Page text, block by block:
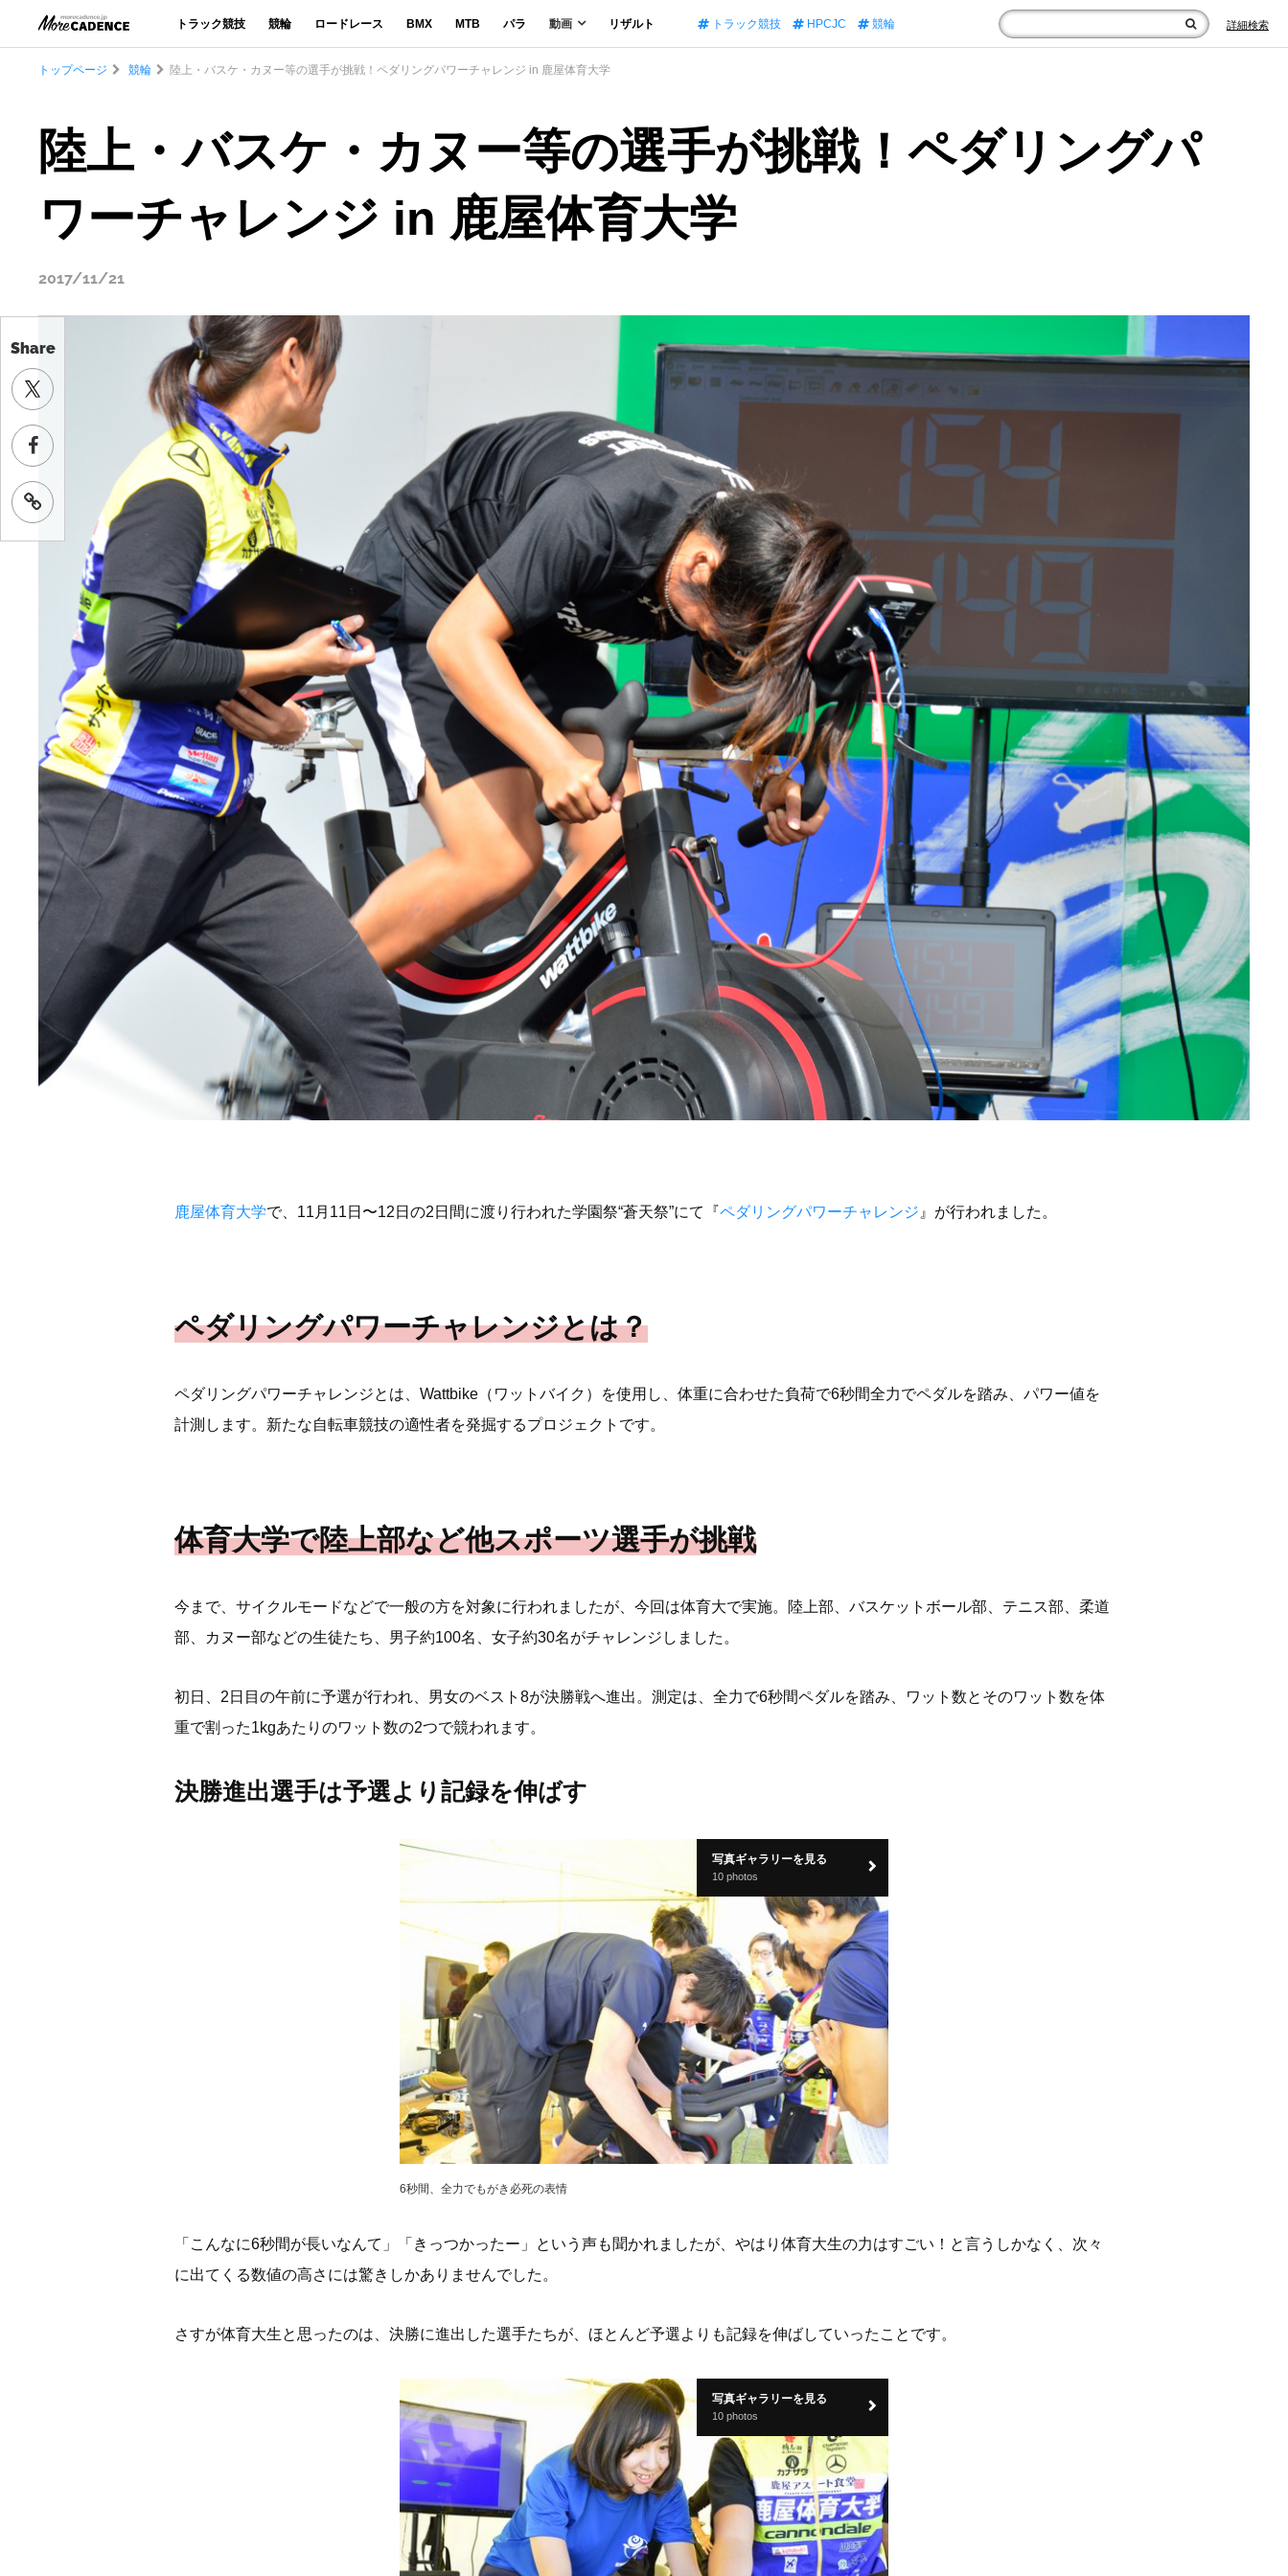
トラック競技 競輪 ロードレース BMX MTB パラ 動画 リザルト トラック競技 HPCJC 競輪 詳細検索
Share
トップページ 競輪 陸上・バスケ・カヌー等の選手が挑戦！ペダリングパワーチャレンジ in 鹿屋体育大学
陸上・バスケ・カヌー等の選手が挑戦！ペダリングパ
ワーチャレンジ in 鹿屋体育大学
2017/11/21
鹿屋体育大学で、11月11日〜12日の2日間に渡り行われた学園祭“蒼天祭”にて『ペダリングパワーチャレンジ 』が行われました。
ペダリングパワーチャレンジとは？
ペダリングパワーチャレンジとは、Wattbike（ワットバイク）を使用し、体重に合わせた負荷で6秒間全力でペダルを踏み、パワー値を
計測します。新たな自転車競技の適性者を発掘するプロジェクトです。
体育大学で陸上部など他スポーツ選手が挑戦
今まで、サイクルモードなどで一般の方を対象に行われましたが、今回は体育大で実施。陸上部、バスケットボール部、テニス部、柔道
部、カヌー部などの生徒たち、男子約100名、女子約30名がチャレンジしました。
初日、2日目の午前に予選が行われ、男女のベスト8が決勝戦へ進出。測定は、全力で6秒間ペダルを踏み、ワット数とそのワット数を体
重で割った1kgあたりのワット数の2つで競われます。
決勝進出選手は予選より記録を伸ばす
写真ギャラリーを見る
10 photos
6秒間、全力でもがき必死の表情
「こんなに6秒間が長いなんて」「きっつかったー」という声も聞かれましたが、やはり体育大生の力はすごい！と言うしかなく、次々
に出てくる数値の高さには驚きしかありませんでした。
さすが体育大生と思ったのは、決勝に進出した選手たちが、ほとんど予選よりも記録を伸ばしていったことです。
写真ギャラリーを見る
10 photos